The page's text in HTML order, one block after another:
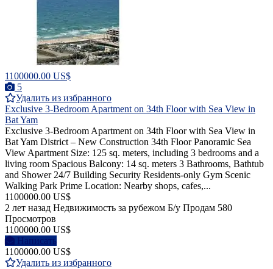
1100000.00 US$
5
Удалить из избранного
Exclusive 3-Bedroom Apartment on 34th Floor with Sea View in
Bat Yam
Exclusive 3-Bedroom Apartment on 34th Floor with Sea View in
Bat Yam District – New Construction 34th Floor Panoramic Sea
View Apartment Size: 125 sq. meters, including 3 bedrooms and a
living room Spacious Balcony: 14 sq. meters 3 Bathrooms, Bathtub
and Shower 24/7 Building Security Residents-only Gym Scenic
Walking Park Prime Location: Nearby shops, cafes,...
1100000.00 US$
2 лет назад Недвижимость за рубежом Б/у Продам 580
Просмотров
1100000.00 US$
Написать
1100000.00 US$
Удалить из избранного